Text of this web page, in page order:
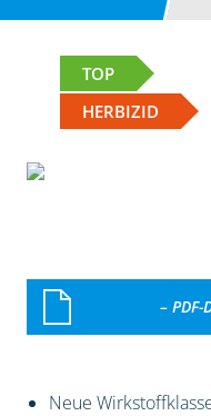
TOP
HERBIZID
– PDF-
Neue